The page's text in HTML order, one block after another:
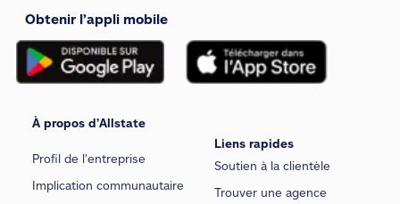
Obtenir l’appli mobile
À propos d’Allstate
Profil de l’entreprise
Implication communautaire
Liens rapides
Soutien à la clientèle
Trouver une agence